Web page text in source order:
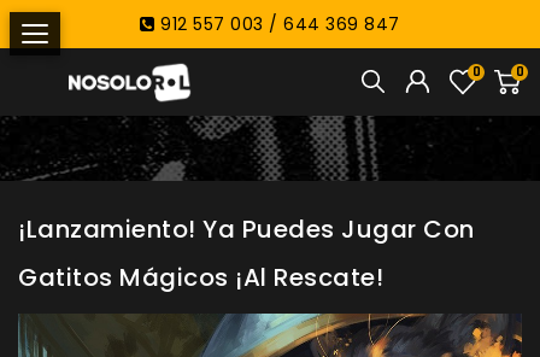
912 557 003 / 644 369 847
0
0
¡Lanzamiento! Ya Puedes Jugar Con
Gatitos Mágicos ¡Al Rescate!